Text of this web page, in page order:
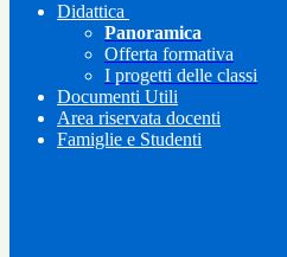
Didattica
Panoramica
Offerta formativa
I progetti delle classi
Documenti Utili
Area riservata docenti
Famiglie e Studenti